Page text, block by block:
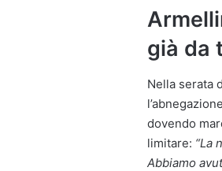
già da
Nella serata
dovendo
limitare: “La
Abbiamo